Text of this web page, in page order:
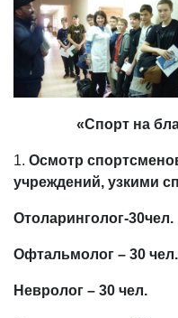
«Спорт на
1. Осмотр
учреждений, узкими
Отоларинголог-30чел.
Офтальмолог – 30 чел.
Невролог – 30 чел.